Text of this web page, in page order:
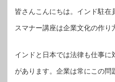
皆さんこんにちは。インド駐在
スマナー講座は企業文化の作
インドと日本では法律も仕事
があります。企業は常にこの問